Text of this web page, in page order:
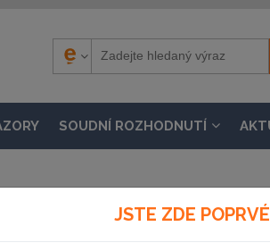
SOUDNÍ ROZHODNUTÍ
JSTE ZDE